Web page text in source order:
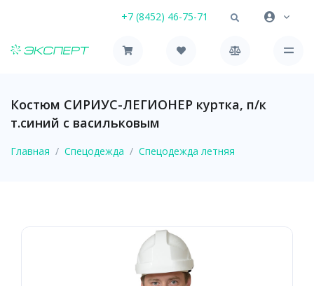
+7 (8452) 46-75-71
Костюм СИРИУС-ЛЕГИОНЕР куртка, п/к
т.синий с васильковым
Главная Спецодежда Спецодежда летняя